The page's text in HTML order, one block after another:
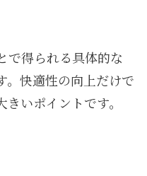
で得られる具体的な
。快適性の向上だけで
いポイントです。